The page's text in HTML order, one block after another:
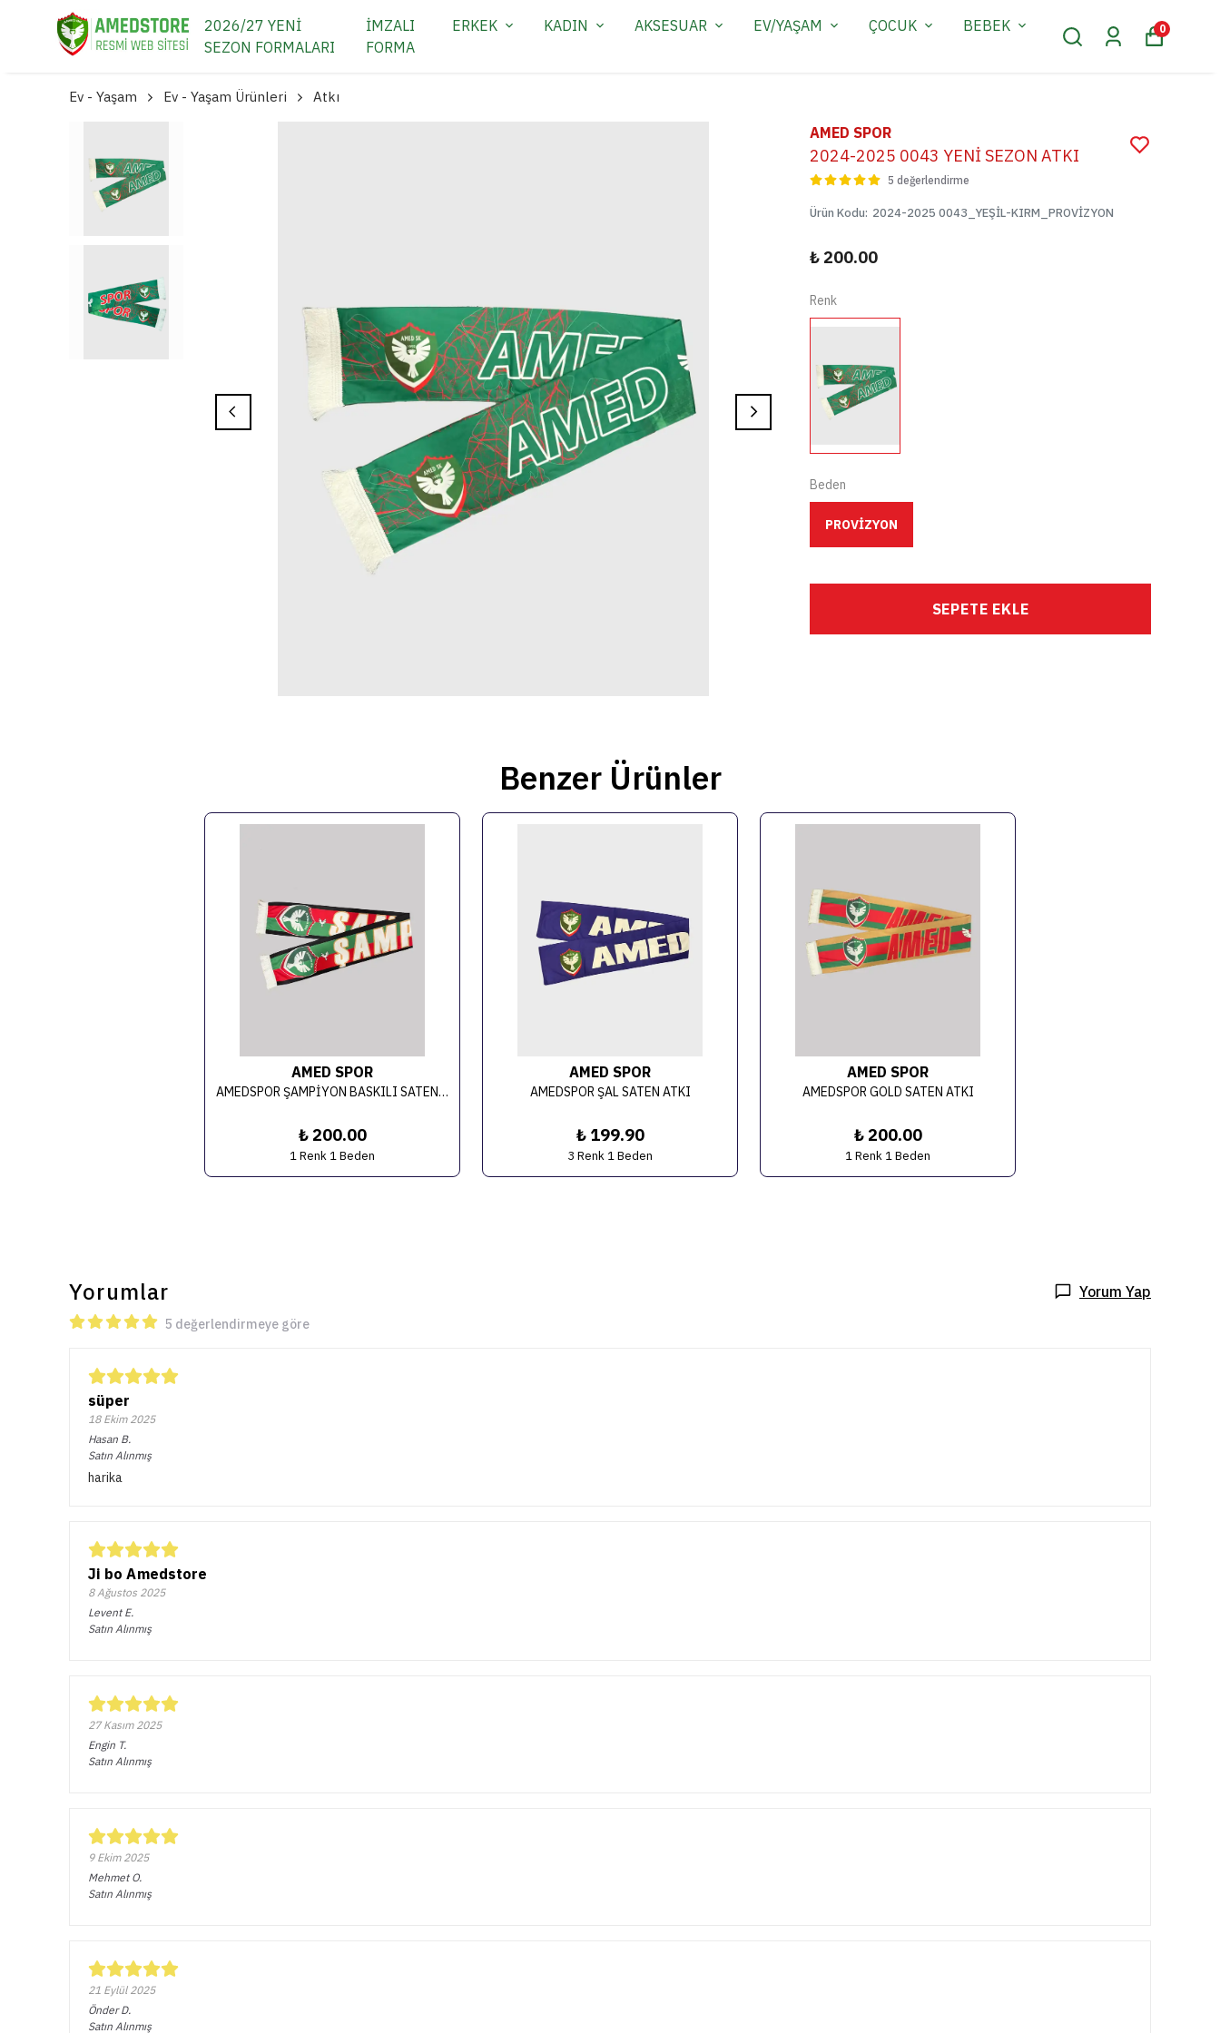
2026/27 YENİ
SEZON FORMALARI
İMZALI
FORMA
ERKEK KADIN AKSESUAR EV/YAŞAM ÇOCUK BEBEK 0
Ev - Yaşam Ev - Yaşam Ürünleri Atkı
AMED SPOR
2024-2025 0043 YENİ SEZON ATKI
5 değerlendirme
Ürün Kodu: 2024-2025 0043_YEŞİL-KIRM_PROVİZYON
₺ 200.00
Renk
Beden
PROVİZYON
SEPETE EKLE
Benzer Ürünler
AMED SPOR
AMEDSPOR ŞAMPİYON BASKILI SATEN ATKI
₺ 200.00
1 Renk 1 Beden
AMED SPOR
AMEDSPOR ŞAL SATEN ATKI
₺ 199.90
3 Renk 1 Beden
AMED SPOR
AMEDSPOR GOLD SATEN ATKI
₺ 200.00
1 Renk 1 Beden
Yorumlar Yorum Yap
5 değerlendirmeye göre
süper
18 Ekim 2025
Hasan B.
Satın Alınmış
harika
Ji bo Amedstore
8 Ağustos 2025
Levent E.
Satın Alınmış
27 Kasım 2025
Engin T.
Satın Alınmış
9 Ekim 2025
Mehmet O.
Satın Alınmış
21 Eylül 2025
Önder D.
Satın Alınmış